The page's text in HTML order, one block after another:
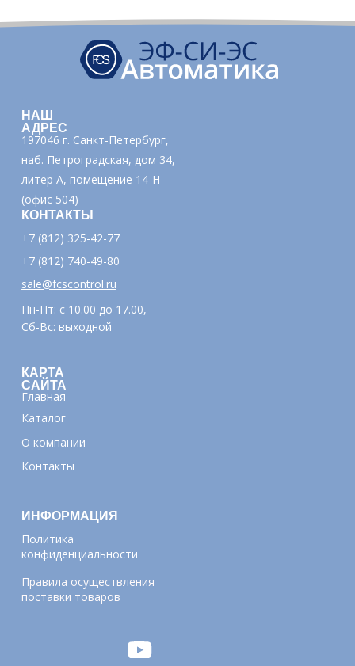
НАШ
АДРЕС
КОНТАКТЫ
КАРТА
САЙТА
ИНФОРМАЦИЯ
197046 г. Санкт-Петербург,
наб. Петроградская, дом 34,
литер А, помещение 14-Н
(офис 504)
+7 (812) 325-42-77
+7 (812) 740-49-80
sale@fcscontrol.ru
Пн-Пт: с 10.00 до 17.00,
Сб-Вс: выходной
Главная
Каталог
О компании
Контакты
Политика
конфиденциальности
Правила осуществления
поставки товаров